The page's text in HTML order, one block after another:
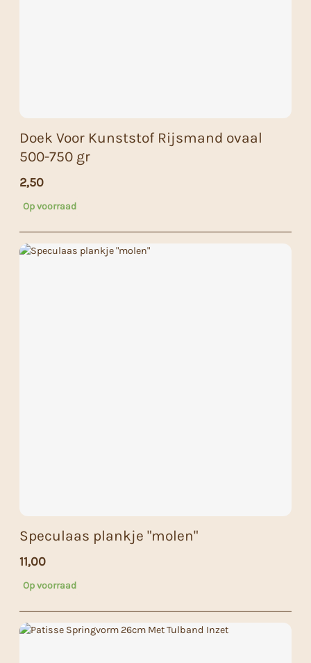
Doek Voor Kunststof Rijsmand ovaal
500-750 gr
2,50
Op voorraad
Speculaas plankje "molen"
11,00
Op voorraad